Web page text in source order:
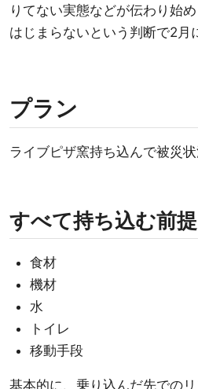
りてない実態などが伝わり始
はじまらないという判断で2月
プラン
ライブピザ窯持ち込んで被災
すべて持ち込む前提
食材
機材
水
トイレ
移動手段
基本的に、乗り込んだ先での